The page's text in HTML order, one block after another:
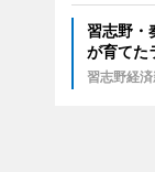
習志野
が育てた
習志野経